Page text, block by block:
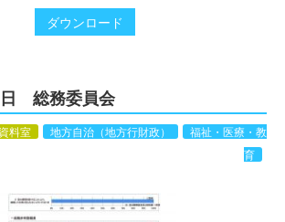
ダウンロード
日 総務委員会
資料室 地方自治（地方行財政）
福祉・医療・教
育